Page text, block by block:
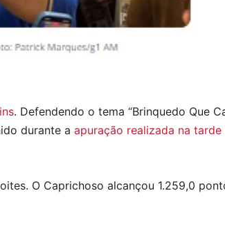
. Defendendo o tema “Brinquedo Que
durante a apuração realizada na
O Caprichoso alcançou 1.259,0